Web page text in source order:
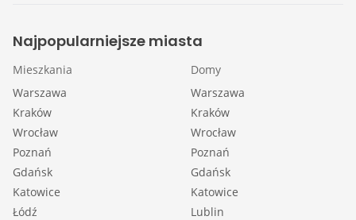
Najpopularniejsze miasta
Mieszkania
Warszawa
Kraków
Wrocław
Poznań
Gdańsk
Katowice
Łódź
Domy
Warszawa
Kraków
Wrocław
Poznań
Gdańsk
Katowice
Lublin